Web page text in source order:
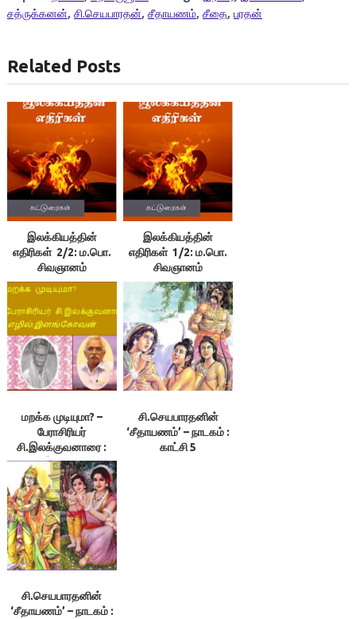
சத்ருக்கனன், சி.செயபாரதன், சீதாயணம், சீதை, பரதன்
Related Posts
இலக்கியத்தின்
எதிரிகள் 2/2: ம.பொ.
சிவஞானம்
இலக்கியத்தின்
எதிரிகள் 1/2: ம.பொ.
சிவஞானம்
மறக்க முடியுமா? –
பேராசிரியர்
சி.இலக்குவனாரை :
எழில்.இளங்கோவன்
சி.செயபாரதனின்
‘சீதாயணம்’ – நாடகம் :
காட்சி 5
சி.செயபாரதனின்
‘சீதாயணம்’ – நாடகம் :